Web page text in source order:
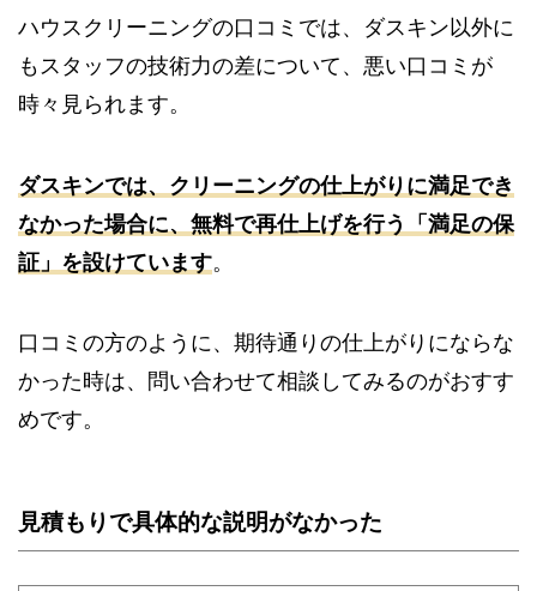
ハウスクリーニングの口コミでは、ダスキン以外に
もスタッフの技術力の差について、悪い口コミが
時々見られます。
ダスキンでは、クリーニングの仕上がりに満足でき
なかった場合に、無料で再仕上げを行う「満足の保
証」を設けています。
口コミの方のように、期待通りの仕上がりにならな
かった時は、問い合わせて相談してみるのがおすす
めです。
見積もりで具体的な説明がなかった